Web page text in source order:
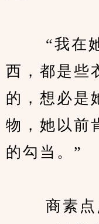
“我在她
西，都是些
的，想必是
物，她以前
的勾当。”
商素点点